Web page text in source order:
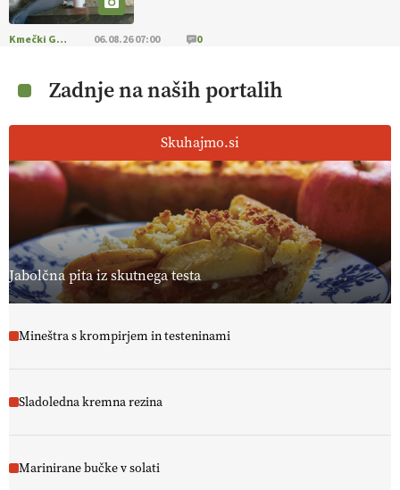
Kmečki Glas 06.08.26 07:00 0
Zadnje na naših portalih
Skuhajmo.si
Jabolčna pita iz skutnega testa
Mineštra s krompirjem in testeninami
Sladoledna kremna rezina
Marinirane bučke v solati